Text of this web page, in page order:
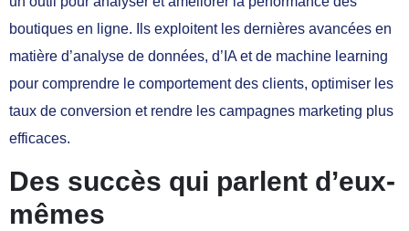
boutiques en ligne. Ils exploitent les dernières avancées en
matière d’analyse de données, d’IA et de machine learning
pour comprendre le comportement des clients, optimiser les
taux de conversion et rendre les campagnes marketing plus
efficaces.
Des succès qui parlent d’eux-
mêmes